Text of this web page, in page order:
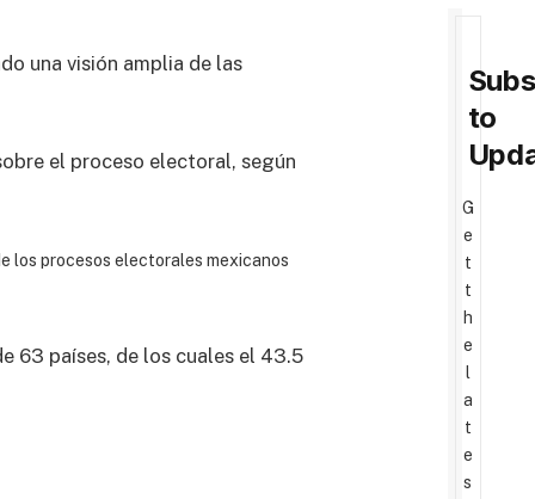
una visión amplia de las
el proceso electoral, según
los procesos electorales mexicanos
63 países, de los cuales el 43.5
to
G
e
t
t
h
e
l
a
t
e
s